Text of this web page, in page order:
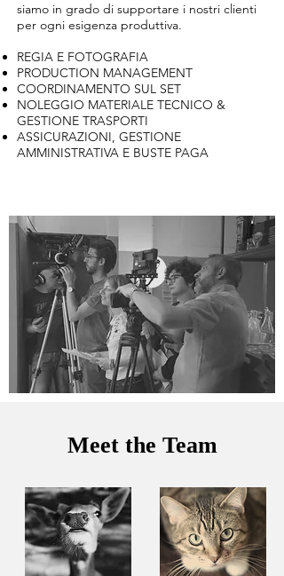
siamo in grado di supportare i nostri clienti
per ogni esigenza produttiva.
REGIA E FOTOGRAFIA
PRODUCTION MANAGEMENT
COORDINAMENTO SUL SET
NOLEGGIO MATERIALE TECNICO &
GESTIONE TRASPORTI
ASSICURAZIONI, GESTIONE
AMMINISTRATIVA E BUSTE PAGA
Meet the Team